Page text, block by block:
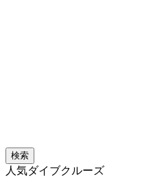
検索
人気ダイブクルーズ